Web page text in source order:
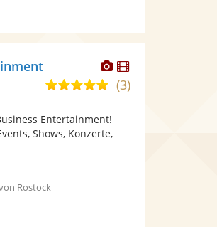
Dieser
Künstler
stellt
Dieser
Künstler
4,9
5
Sternen
(3)
Entertainment!
Shows, Konzerte,
Rostock